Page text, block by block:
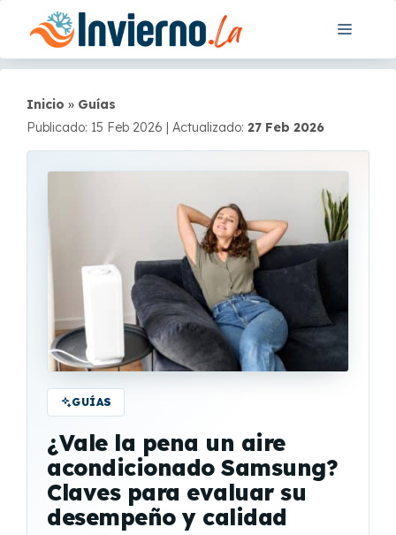
contenido
Menú
Inicio » Guías
Publicado: 15 Feb 2026 | Actualizado: 27 Feb 2026
GUÍAS
¿Vale la pena un aire
acondicionado Samsung?
Claves para evaluar su
desempeño y calidad